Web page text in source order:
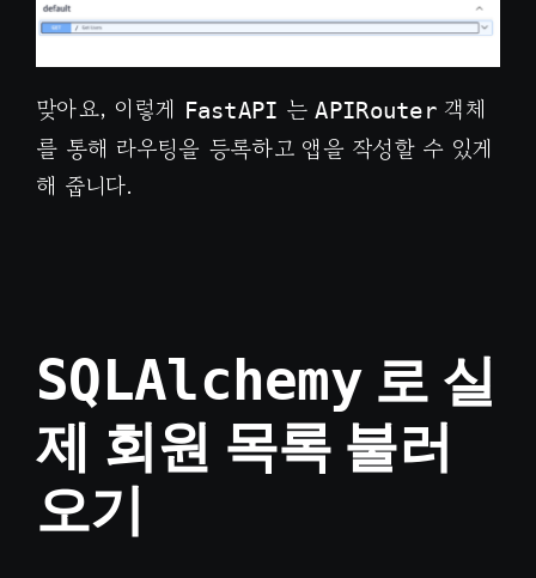
맞아요, 이렇게 FastAPI 는APIRouter 객체
를 통해 라우팅을 등록하고 앱을 작성할 수 있게
해 줍니다.
SQLAlchemy 로 실
제 회원 목록 불러
오기